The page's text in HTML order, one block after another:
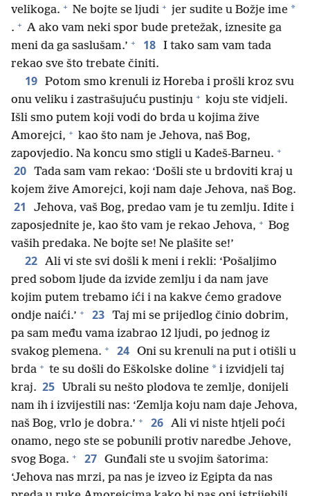
velikoga. + Ne bojte se ljudi + jer sudite u Božje ime *
. + A ako vam neki spor bude pretežak, iznesite ga
meni da ga saslušam.’ + 18 I tako sam vam tada
rekao sve što trebate činiti.
19 Potom smo krenuli iz Horeba i prošli kroz svu
onu veliku i zastrašujuću pustinju + koju ste vidjeli.
Išli smo putem koji vodi do brda u kojima žive
Amorejci, + kao što nam je Jehova, naš Bog,
zapovjedio. Na koncu smo stigli u Kadeš-Barneu. +
20 Tada sam vam rekao: ‘Došli ste u brdoviti kraj u
kojem žive Amorejci, koji nam daje Jehova, naš Bog.
21
Jehova, vaš Bog, predao vam je tu zemlju. Idite i
zaposjednite je, kao što vam je rekao Jehova, + Bog
vaših predaka. Ne bojte se! Ne plašite se!’
22 Ali vi ste svi došli k meni i rekli: ‘Pošaljimo
pred sobom ljude da izvide zemlju i da nam jave
kojim putem trebamo ići i na kakve ćemo gradove
ondje naići.’ + 23 Taj mi se prijedlog činio dobrim,
pa sam među vama izabrao 12 ljudi, po jednog iz
svakog plemena. + 24 Oni su krenuli na put i otišli u
brda + te su došli do Eškolske doline * i izvidjeli taj
kraj. 25
Ubrali su nešto plodova te zemlje, donijeli
nam ih i izvijestili nas: ‘Zemlja koju nam daje Jehova,
naš Bog, vrlo je dobra.’ + 26 Ali vi niste htjeli poći
onamo, nego ste se pobunili protiv naredbe Jehove,
svog Boga. + 27 Gunđali ste u svojim šatorima:
‘Jehova nas mrzi, pa nas je izveo iz Egipta da nas